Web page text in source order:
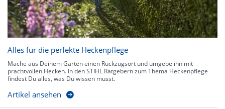
Alles für die perfekte Heckenpflege
Mache aus Deinem Garten einen Rückzugsort und umgebe ihn mit
prachtvollen Hecken. In den STIHL Ratgebern zum Thema Heckenpflege
findest Du alles, was Du wissen musst.
Artikel ansehen